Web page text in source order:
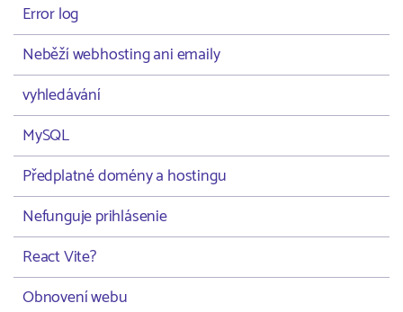
Error log
Neběží webhosting ani emaily
vyhledávání
MySQL
Předplatné domény a hostingu
Nefunguje prihlásenie
React Vite?
Obnovení webu